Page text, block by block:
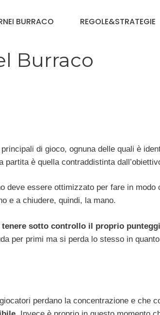
BURRACO REGOLE&STRATEGIE
Burraco
di gioco, ognuna delle quali è
è quella contraddistinta
deve essere ottimizzato per fare in modo
e a chiudere, quindi, la mano.
tenere sotto controllo il proprio
per primi ma si perda lo stesso in
perdano la concentrazione e che